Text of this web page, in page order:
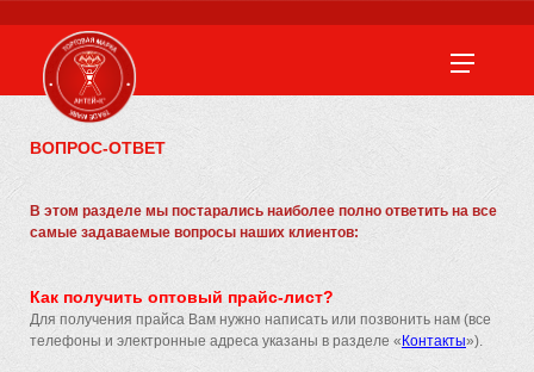
ВОПРОС-ОТВЕТ
В этом разделе мы постарались наиболее полно ответить на все
самые задаваемые вопросы наших клиентов:
Как получить оптовый прайс-лист?
Для получения прайса Вам нужно написать или позвонить нам (все
телефоны и электронные адреса указаны в разделе « Контакты»).